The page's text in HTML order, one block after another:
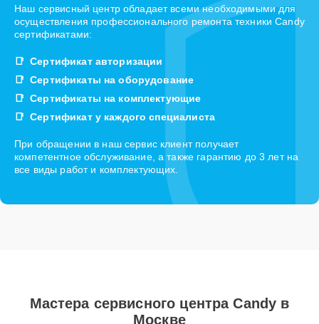
Наш сервисный центр обладает всеми необходимыми для
осуществления профессионального ремонта техники Candy
сертификатами:
Сертификат авторизации
Сертификаты на оборудование
Сертификаты на комплектующие
Сертификат у каждого специалиста
При обращении в наш сервис клиент получает
компетентное обслуживание, а также гарантию до 3 лет на
все виды работ и комплектующих.
Мастера сервисного центра Candy в
Москве